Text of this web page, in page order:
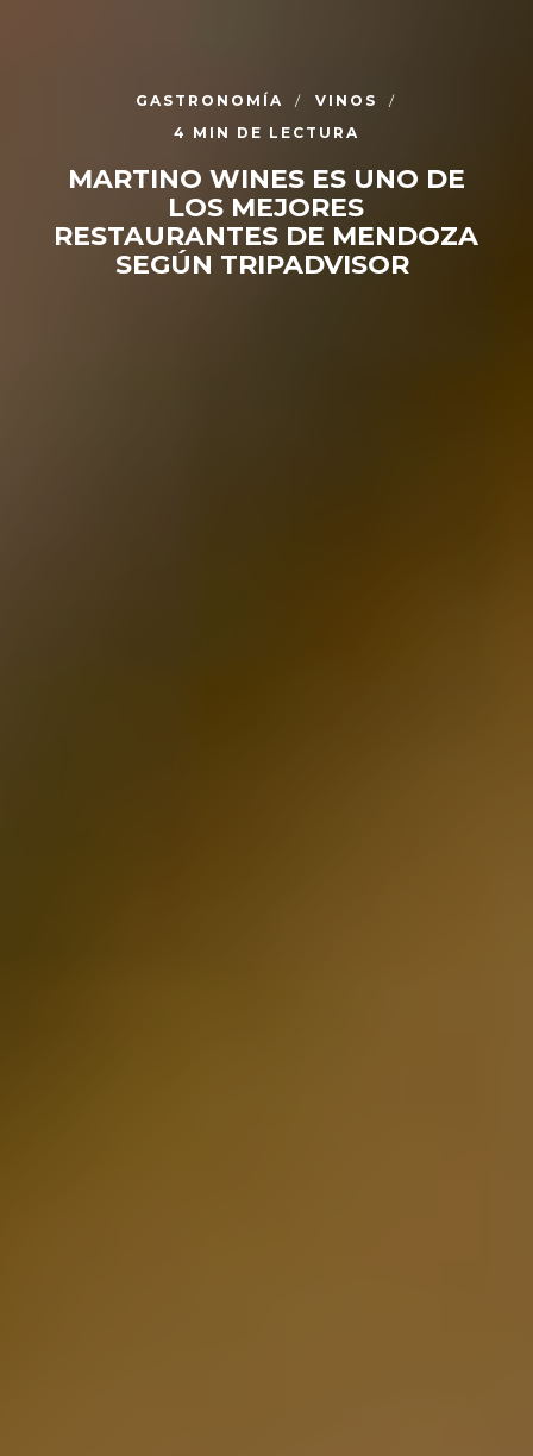
GASTRONOMÍA
VINOS
4 MIN DE LECTURA
MARTINO WINES ES UNO DE
LOS MEJORES
RESTAURANTES DE MENDOZA
SEGÚN TRIPADVISOR